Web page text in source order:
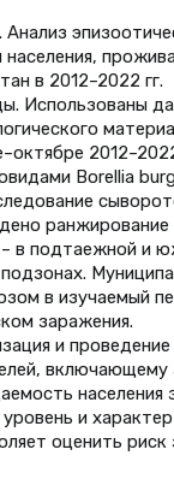
Анализ
в 2012–2022 гг.
Использованы
Borellia
– в подтаежной и
в изучаемый
заражения.
и
и
оценить